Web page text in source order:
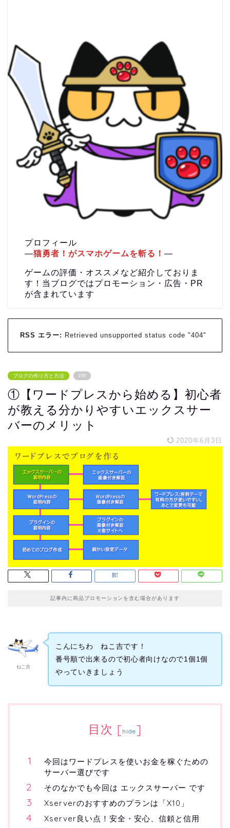
プロフィール
―猫勇者！がスマホゲームを斬る！―
ゲームの評価・オススメなど紹介しておりま
す！当ブログではプロモーション・広告・PR
が含まれています
RSS エラー: Retrieved unsupported status code "404"
ブログの作り方と方法 PR
①【ワードプレスから始める】初心者
が教える分かりやすいエックスサー
バーのメリット
2020年6月3日
記事内に商品プロモーションを含む場合があります
ねこ吉
こんにちわ ねこ吉です！
番号順で出来るので初心者向けなので1個1個
やっていきましょう
目次 [hide]
今回はワードプレスを使いお金を稼ぐための
サーバー選びです
そのなかでも今回は エックスサーバー です
Xserverのおすすめのプランは「X10」
Xserver良い点！安全・安心、信頼と信用